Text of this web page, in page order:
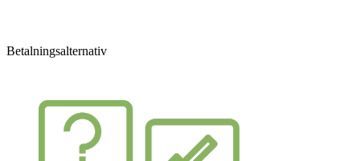
Betalningsalternativ